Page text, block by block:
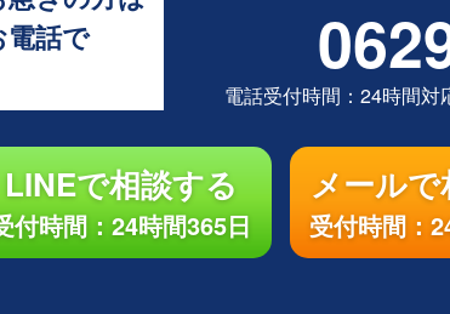
電話で
電話受付時間：24時間対
LINEで相談する
付時間：24時間365日
メールで
受付時間：